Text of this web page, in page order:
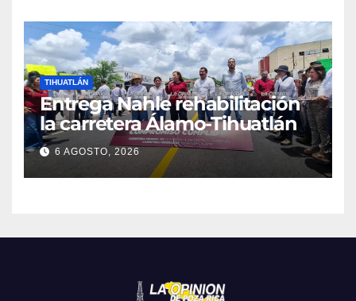
TIHUATLÁN
Entrega Nahle rehabilitación
la carretera Álamo-Tihuatlán
6 AGOSTO, 2026